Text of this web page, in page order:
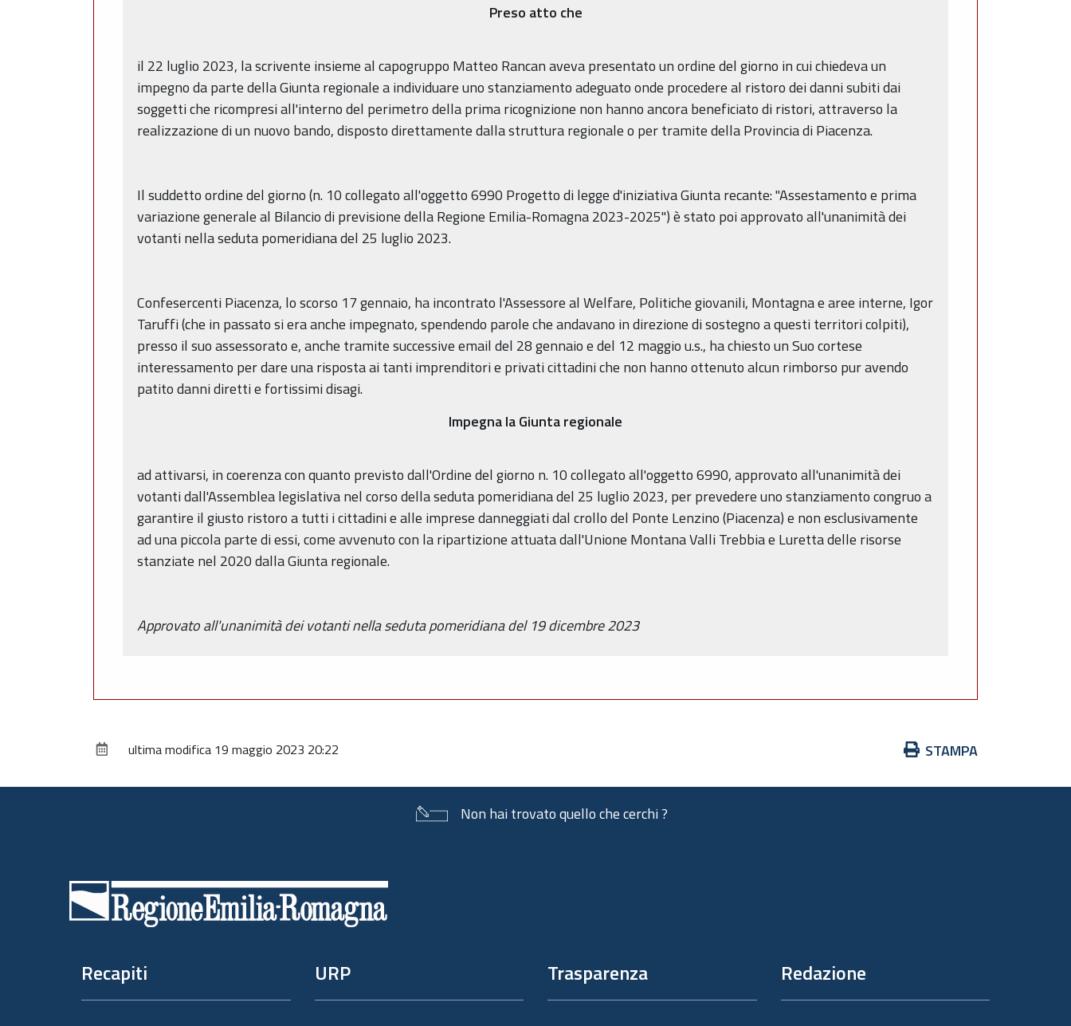
Preso atto che
il 22 luglio 2023, la scrivente insieme al capogruppo Matteo Rancan aveva presentato un ordine del giorno in cui chiedeva un
impegno da parte della Giunta regionale a individuare uno stanziamento adeguato onde procedere al ristoro dei danni subiti dai
soggetti che ricompresi all'interno del perimetro della prima ricognizione non hanno ancora beneficiato di ristori, attraverso la
realizzazione di un nuovo bando, disposto direttamente dalla struttura regionale o per tramite della Provincia di Piacenza.
Il suddetto ordine del giorno (n. 10 collegato all'oggetto 6990 Progetto di legge d'iniziativa Giunta recante: "Assestamento e prima
variazione generale al Bilancio di previsione della Regione Emilia-Romagna 2023-2025") è stato poi approvato all'unanimità dei
votanti nella seduta pomeridiana del 25 luglio 2023.
Confesercenti Piacenza, lo scorso 17 gennaio, ha incontrato l'Assessore al Welfare, Politiche giovanili, Montagna e aree interne, Igor
Taruffi (che in passato si era anche impegnato, spendendo parole che andavano in direzione di sostegno a questi territori colpiti),
presso il suo assessorato e, anche tramite successive email del 28 gennaio e del 12 maggio u.s., ha chiesto un Suo cortese
interessamento per dare una risposta ai tanti imprenditori e privati cittadini che non hanno ottenuto alcun rimborso pur avendo
patito danni diretti e fortissimi disagi.
Impegna la Giunta regionale
ad attivarsi, in coerenza con quanto previsto dall'Ordine del giorno n. 10 collegato all'oggetto 6990, approvato all'unanimità dei
votanti dall'Assemblea legislativa nel corso della seduta pomeridiana del 25 luglio 2023, per prevedere uno stanziamento congruo a
garantire il giusto ristoro a tutti i cittadini e alle imprese danneggiati dal crollo del Ponte Lenzino (Piacenza) e non esclusivamente
ad una piccola parte di essi, come avvenuto con la ripartizione attuata dall'Unione Montana Valli Trebbia e Luretta delle risorse
stanziate nel 2020 dalla Giunta regionale.
Approvato all'unanimità dei votanti nella seduta pomeridiana del 19 dicembre 2023
Azioni
documento
STAMPA
ultima modifica 19 maggio 2023 20:22
Non hai trovato quello che cerchi ?
Recapiti URP Trasparenza Redazione